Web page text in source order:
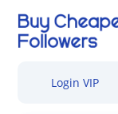
Login VIP